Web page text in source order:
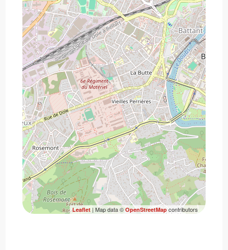
Leaflet| Map data ©OpenStreetMapcontributors